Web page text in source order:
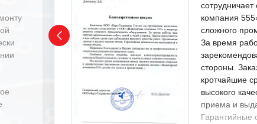
компания
сложного
За время
стороны.
кротчайшие
высокого
приема и
Гарантийные